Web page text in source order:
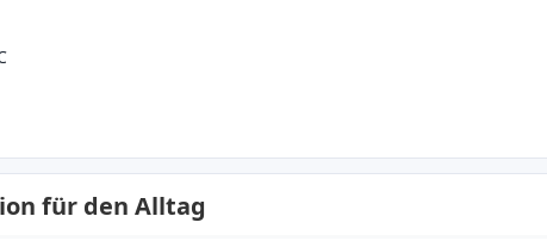
für den Alltag